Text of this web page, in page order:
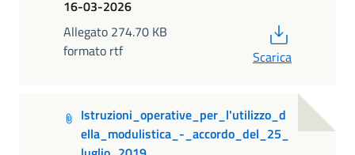
16-03-2026
Allegato 274.70 KB
formato rtf
Scarica
Istruzioni_operative_per_l'utilizzo_d
ella_modulistica_-_accordo_del_25_